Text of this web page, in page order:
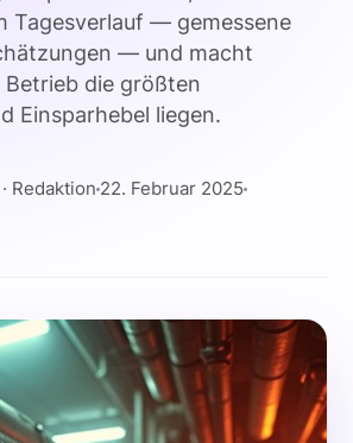
Tagesverlauf — gemessene
— und macht
die größten
Einsparhebel liegen.
· Redaktion 22. Februar 2025